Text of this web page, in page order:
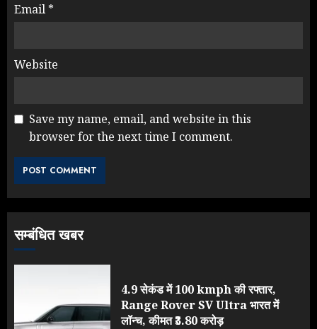
Email *
Website
Save my name, email, and website in this
browser for the next time I comment.
सम्बंधित खबर
4.9 सेकंड में 100 kmph की रफ्तार,
Range Rover SV Ultra भारत में
लॉन्च, कीमत ₹3.80 करोड़